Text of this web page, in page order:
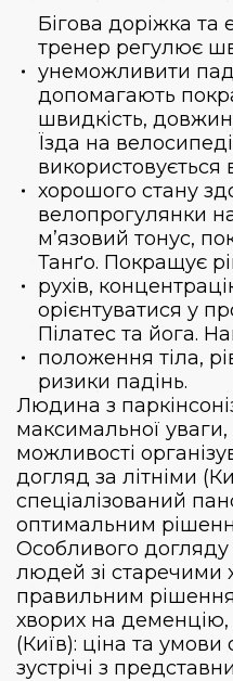
Бігова доріжка та
тренер регулює
унеможливити
допомагають
швидкість,
Їзда на
хорошого стану
велопрогулянки
м’язовий тонус,
Танґо. Покращує
рухів,
орієнтуватися у
Пілатес та йога.
положення тіла,
ризики падінь.
Людина з
максимальної
можливості
догляд за літніми
спеціалізований
оптимальним
Особливого догляду
людей зі
правильним
хворих на деменцію,
(Київ): ціна та умови
зустрічі з